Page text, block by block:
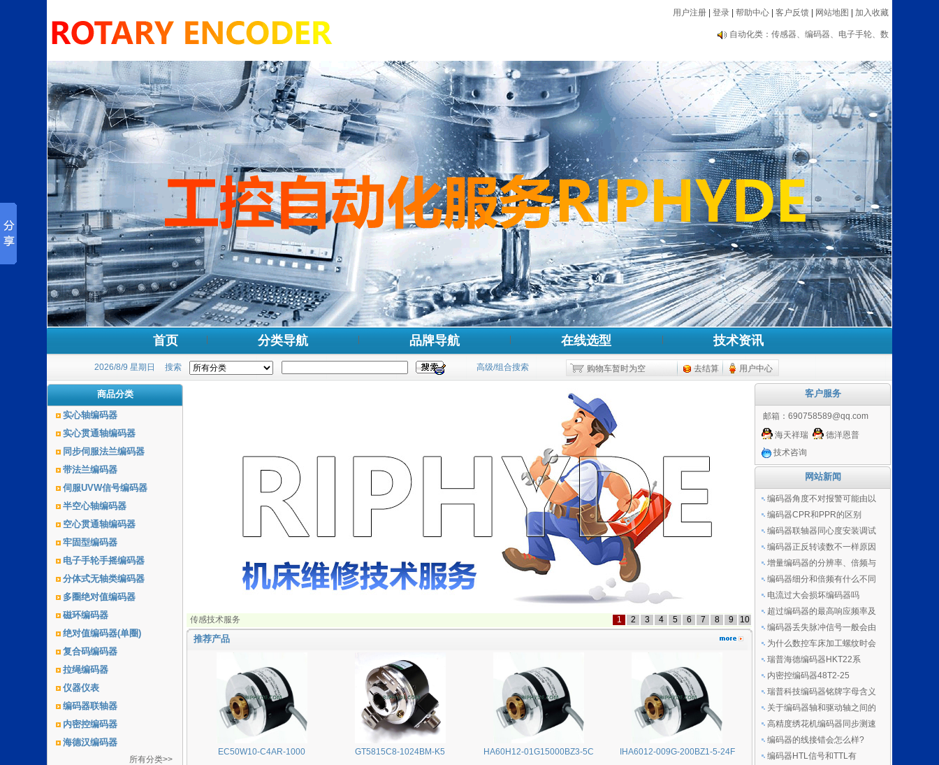
用户注册 登录 帮助中心 客户反馈 网站地图 加入收藏
编码器大品牌推荐：海德汉、内密控、欧姆
龙、光洋等
自动化类：传感器、编码器、电子手轮、数
龙、光洋等
自动化类：传感器、编码器、电子手轮、数
显表、测速器等设备
首页 分类导航 品牌导航 在线选型 技术资讯
2026/8/9 星期日 搜索 高级/组合搜索 购物车暂时为空 去结算 用户中心
商品分类
实心轴编码器
实心贯通轴编码器
同步伺服法兰编码器
带法兰编码器
伺服UVW信号编码器
半空心轴编码器
空心贯通轴编码器
牢固型编码器
电子手轮手摇编码器
分体式无轴类编码器
多圈绝对值编码器
磁环编码器
绝对值编码器(单圈)
复合码编码器
拉绳编码器
仪器仪表
编码器联轴器
内密控编码器
海德汉编码器
所有分类>>
传感技术服务 1 2 3 4 5 6 7 8 9 10
推荐产品
EC50W10-C4AR-1000 GT5815C8-1024BM-K5 HA60H12-01G15000BZ3-5C IHA6012-009G-200BZ1-5-24F
客户服务
邮箱： 690758589@qq.com
海天祥瑞
德洋恩普
技术咨询
网站新闻
编码器角度不对报警可能由以
编码器CPR和PPR的区别
编码器联轴器同心度安装调试
编码器正反转读数不一样原因
增量编码器的分辨率、倍频与
编码器细分和倍频有什么不同
电流过大会损坏编码器吗
超过编码器的最高响应频率及
编码器丢失脉冲信号一般会由
为什么数控车床加工螺纹时会
瑞普海德编码器HKT22系
内密控编码器48T2-25
瑞普科技编码器铭牌字母含义
关于编码器轴和驱动轴之间的
高精度绣花机编码器同步测速
编码器的线接错会怎么样?
编码器HTL信号和TTL有